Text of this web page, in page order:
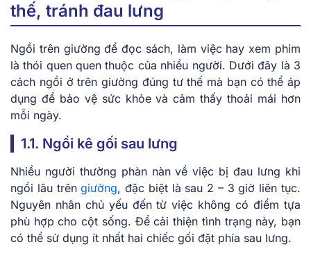
thế, tránh đau lưng
Ngồi trên giường để đọc sách, làm việc hay xem phim
là thói quen quen thuộc của nhiều người. Dưới đây là 3
cách ngồi ở trên giường đúng tư thế mà bạn có thể áp
dụng để bảo vệ sức khỏe và cảm thấy thoải mái hơn
mỗi ngày.
1.1. Ngồi kê gối sau lưng
Nhiều người thường phàn nàn về việc bị đau lưng khi
ngồi lâu trêngiường, đặc biệt là sau 2 – 3 giờ liên tục.
Nguyên nhân chủ yếu đến từ việc không có điểm tựa
phù hợp cho cột sống. Để cải thiện tình trạng này, bạn
có thể sử dụng ít nhất hai chiếc gối đặt phía sau lưng.